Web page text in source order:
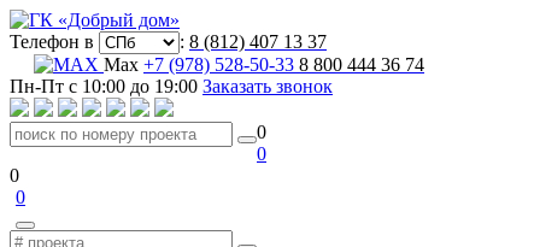
Телефон в : 8 (812) 407 13 37
Max +7 (978) 528-50-33 8 800 444 36 74
Пн-Пт с 10:00 до 19:00 Заказать звонок
0
0
0
0